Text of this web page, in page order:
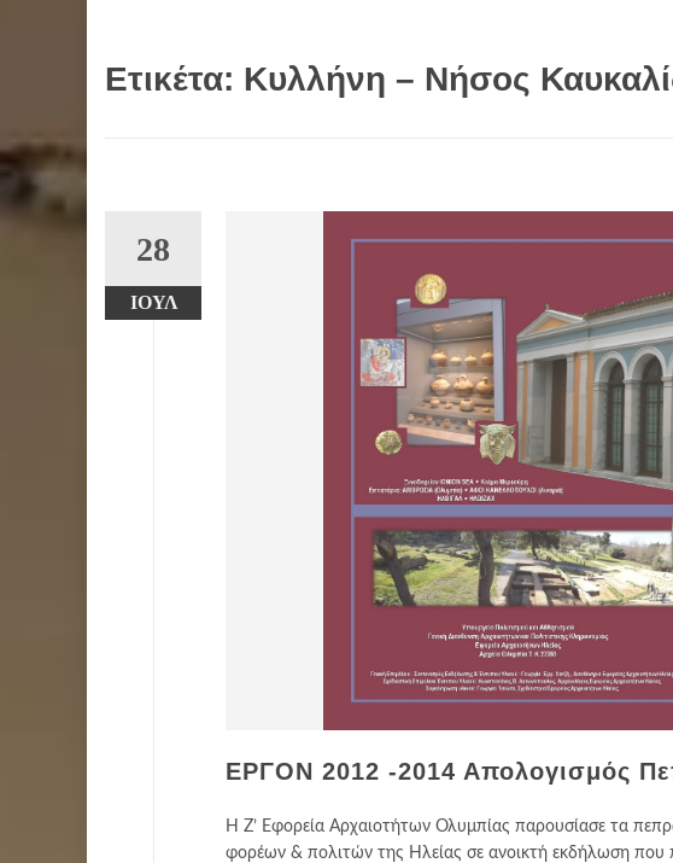
Ετικέτα: Κυλλήνη – Νήσος
28
ΙΟΎΛ
ΕΡΓΟΝ 2012 -2014 Απολογισμός
Η Ζ’ Εφορεία Αρχαιοτήτων Ολυμπίας παρουσίασε τα
φορέων & πολιτών της Ηλείας σε ανοικτή εκδήλωση